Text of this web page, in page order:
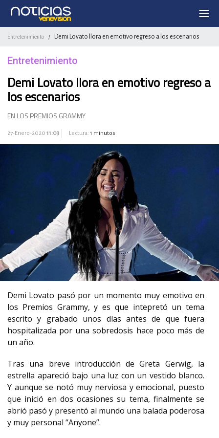
Entretenimiento / Demi Lovato llora en emotivo regreso a los escenarios
Entretenimiento
Demi Lovato llora en emotivo regreso a
los escenarios
EN LOS PREMIOS GRAMMY
27-Enero-2020 11:03 Lectura: 1 minutos
Demi Lovato pasó por un momento muy emotivo en
los Premios Grammy, y es que intepretó un tema
escrito y grabado unos días antes de que fuera
hospitalizada por una sobredosis hace poco más de
un año.
Tras una breve introducción de Greta Gerwig, la
estrella apareció bajo una luz con un vestido blanco.
Y aunque se notó muy nerviosa y emocional, puesto
que inició en dos ocasiones su tema, finalmente se
abrió pasó y presentó al mundo una balada poderosa
y muy personal “Anyone”.